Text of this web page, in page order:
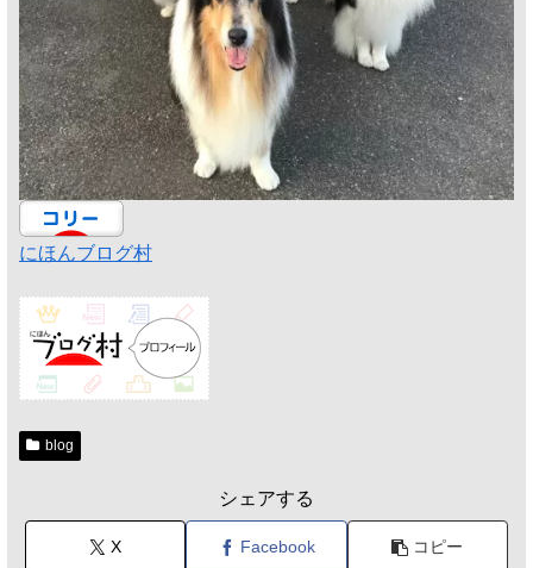
にほんブログ村
blog
シェアする
X Facebook コピー